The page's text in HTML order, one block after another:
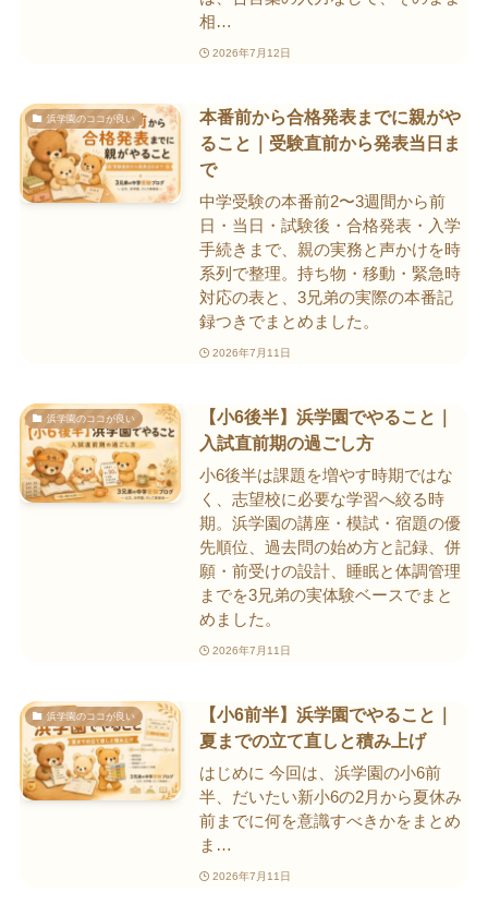
相…
2026年7月12日
浜学園のココが良い
本番前から合格発表までに親がや
ること｜受験直前から発表当日ま
で
中学受験の本番前2〜3週間から前
日・当日・試験後・合格発表・入学
手続きまで、親の実務と声かけを時
系列で整理。持ち物・移動・緊急時
対応の表と、3兄弟の実際の本番記
録つきでまとめました。
2026年7月11日
浜学園のココが良い
【小6後半】浜学園でやること｜
入試直前期の過ごし方
小6後半は課題を増やす時期ではな
く、志望校に必要な学習へ絞る時
期。浜学園の講座・模試・宿題の優
先順位、過去問の始め方と記録、併
願・前受けの設計、睡眠と体調管理
までを3兄弟の実体験ベースでまと
めました。
2026年7月11日
浜学園のココが良い
【小6前半】浜学園でやること｜
夏までの立て直しと積み上げ
はじめに 今回は、浜学園の小6前
半、だいたい新小6の2月から夏休み
前までに何を意識すべきかをまとめ
ま…
2026年7月11日